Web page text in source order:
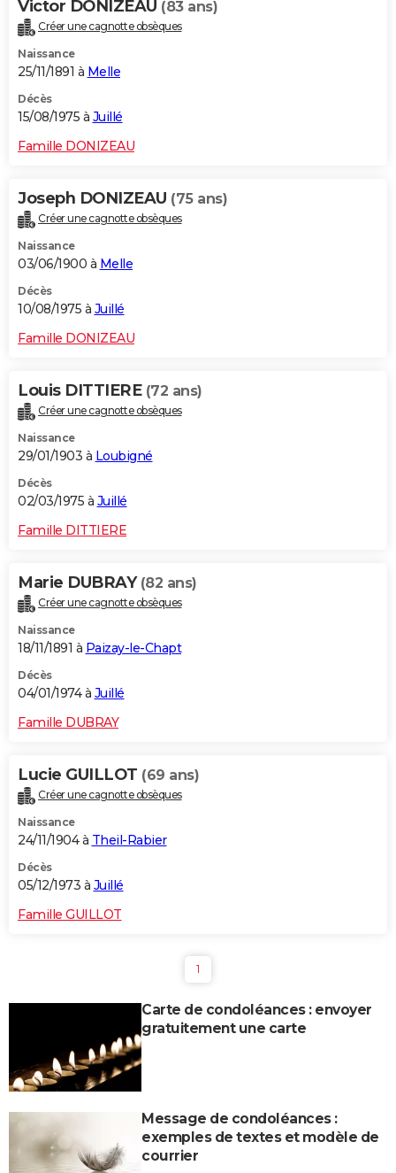
Victor DONIZEAU (83 ans)
Créer une cagnotte obsèques
Naissance
25/11/1891 à Melle
Décès
15/08/1975 à Juillé
Famille DONIZEAU
Joseph DONIZEAU (75 ans)
Créer une cagnotte obsèques
Naissance
03/06/1900 à Melle
Décès
10/08/1975 à Juillé
Famille DONIZEAU
Louis DITTIERE (72 ans)
Créer une cagnotte obsèques
Naissance
29/01/1903 à Loubigné
Décès
02/03/1975 à Juillé
Famille DITTIERE
Marie DUBRAY (82 ans)
Créer une cagnotte obsèques
Naissance
18/11/1891 à Paizay-le-Chapt
Décès
04/01/1974 à Juillé
Famille DUBRAY
Lucie GUILLOT (69 ans)
Créer une cagnotte obsèques
Naissance
24/11/1904 à Theil-Rabier
Décès
05/12/1973 à Juillé
Famille GUILLOT
1
Carte de condoléances : envoyer
gratuitement une carte
Message de condoléances :
exemples de textes et modèle de
courrier